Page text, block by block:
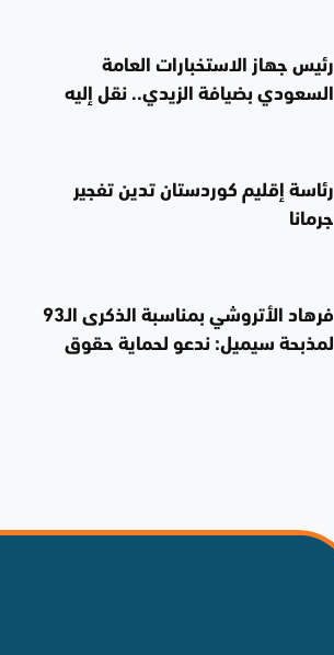
رئيس جهاز الاستخبارات العامة
السعودي بضيافة الزيدي.. نقل إليه
رئاسة إقليم كوردستان تدين تفجير
جرمانا
فرهاد الأتروشي بمناسبة الذكرى الـ93
لمذبحة سيميل: ندعو لحماية حقوق